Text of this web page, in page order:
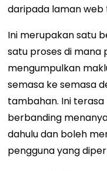
daripada laman web
Ini merupakan satu
satu proses di
mengumpulkan
semasa ke semasa
tambahan. Ini
berbanding
dahulu dan boleh
pengguna yang